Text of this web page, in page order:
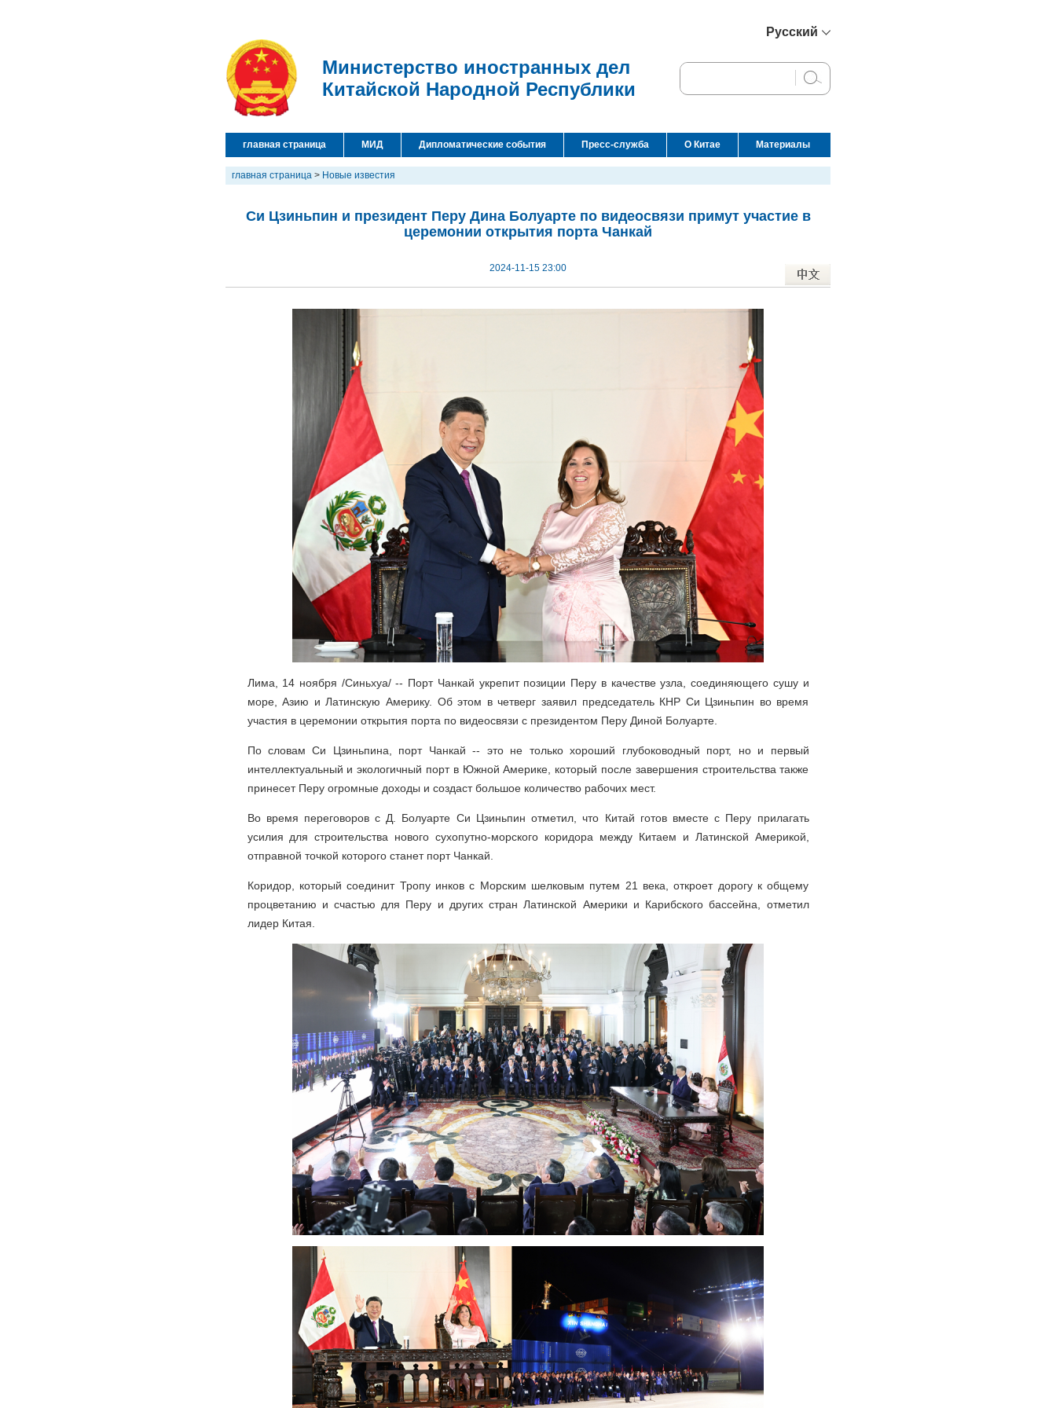
Русский
English
Español
عربي
Министерство иностранных дел
Китайской Народной Республики
главная страница МИД Дипломатические события Пресс-служба О Китае Материалы
главная страница > Новые известия
Си Цзиньпин и президент Перу Дина Болуарте по видеосвязи примут участие в
церемонии открытия порта Чанкай
2024-11-15 23:00
Лима, 14 ноября /Синьхуа/ -- Порт Чанкай укрепит позиции Перу в качестве узла, соединяющего сушу и
море, Азию и Латинскую Америку. Об этом в четверг заявил председатель КНР Си Цзиньпин во время
участия в церемонии открытия порта по видеосвязи с президентом Перу Диной Болуарте.
По словам Си Цзиньпина, порт Чанкай -- это не только хороший глубоководный порт, но и первый
интеллектуальный и экологичный порт в Южной Америке, который после завершения строительства также
принесет Перу огромные доходы и создаст большое количество рабочих мест.
Во время переговоров с Д. Болуарте Си Цзиньпин отметил, что Китай готов вместе с Перу прилагать
усилия для строительства нового сухопутно-морского коридора между Китаем и Латинской Америкой,
отправной точкой которого станет порт Чанкай.
Коридор, который соединит Тропу инков с Морским шелковым путем 21 века, откроет дорогу к общему
процветанию и счастью для Перу и других стран Латинской Америки и Карибского бассейна, отметил
лидер Китая.